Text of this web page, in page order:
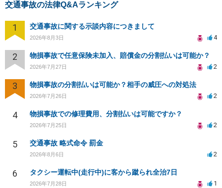
交通事故の法律Q&Aランキング
1 交通事故に関する示談内容につきまして
2026年8月3日 4
2 物損事故で任意保険未加入、賠償金の分割払いは可能か？
2026年7月27日 2
3 物損事故の分割払いは可能か？相手の威圧への対処法
2026年7月26日 2
4 物損事故での修理費用、分割払いは可能ですか？
2026年7月25日 2
5 交通事故 略式命令 罰金
2026年8月6日 2
6 タクシー運転中(走行中)に客から蹴られ全治7日
2026年7月28日 1